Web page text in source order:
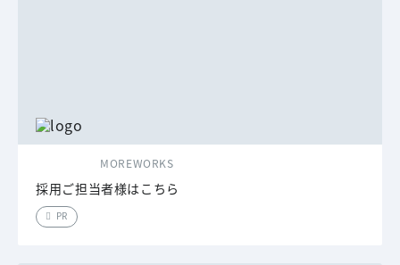
MOREWORKS
採用ご担当者様はこちら
PR